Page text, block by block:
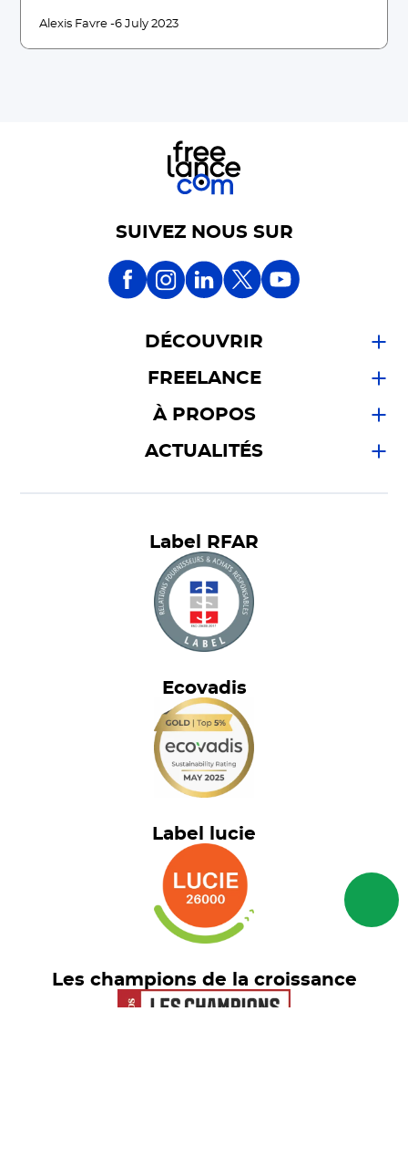
Alexis Favre -6 July 2023
SUIVEZ NOUS SUR
DÉCOUVRIR
FREELANCE
À PROPOS
ACTUALITÉS
Label RFAR
Ecovadis
Label lucie
Les champions de la croissance